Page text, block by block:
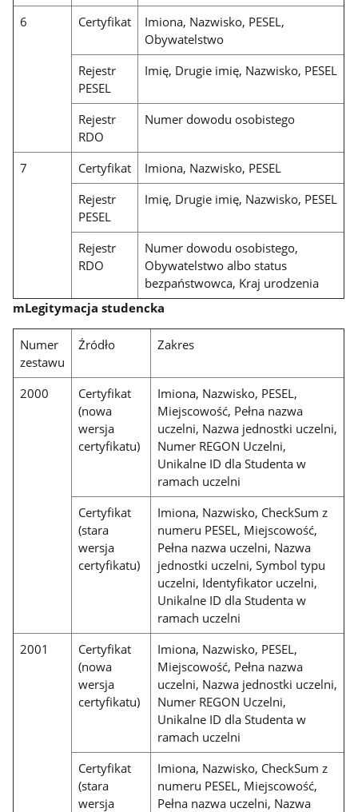
6
Certyfikat
Imiona, Nazwisko, PESEL,
Obywatelstwo
Rejestr
PESEL
Imię, Drugie imię, Nazwisko, PESEL
Rejestr
RDO
Numer dowodu osobistego
7 Certyfikat
Imiona, Nazwisko, PESEL
Rejestr
PESEL
Imię, Drugie imię, Nazwisko, PESEL
Rejestr
RDO
Numer dowodu osobistego,
Obywatelstwo albo status
bezpaństwowca, Kraj urodzenia
mLegitymacja studencka
Numer
zestawu
Źródło Zakres
2000
Certyfikat
(nowa
wersja
certyfikatu)
Imiona, Nazwisko, PESEL,
Miejscowość, Pełna nazwa
uczelni, Nazwa jednostki uczelni,
Numer REGON Uczelni,
Unikalne ID dla Studenta w
ramach uczelni
Certyfikat
(stara
wersja
certyfikatu)
Imiona, Nazwisko, CheckSum z
numeru PESEL, Miejscowość,
Pełna nazwa uczelni, Nazwa
jednostki uczelni, Symbol typu
uczelni, Identyfikator uczelni,
Unikalne ID dla Studenta w
ramach uczelni
2001
Certyfikat
(nowa
wersja
certyfikatu)
Imiona, Nazwisko, PESEL,
Miejscowość, Pełna nazwa
uczelni, Nazwa jednostki uczelni,
Numer REGON Uczelni,
Unikalne ID dla Studenta w
ramach uczelni
Certyfikat
(stara
wersja
Imiona, Nazwisko, CheckSum z
numeru PESEL, Miejscowość,
Pełna nazwa uczelni, Nazwa